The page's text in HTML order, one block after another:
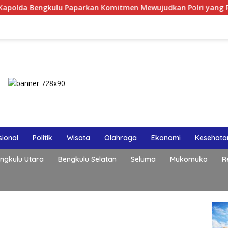
Komitmen Mewujudkan Polri yang Profesional dan Humanis
Politik Wisata Olahraga Ekonomi
Utara Bengkulu Selatan Seluma Mukomuko